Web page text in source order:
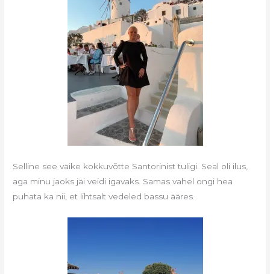
Selline see väike kokkuvõtte Santorinist tuligi. Seal oli ilus,
aga minu jaoks jäi veidi igavaks. Samas vahel ongi hea
puhata ka nii, et lihtsalt vedeled bassu ääres.